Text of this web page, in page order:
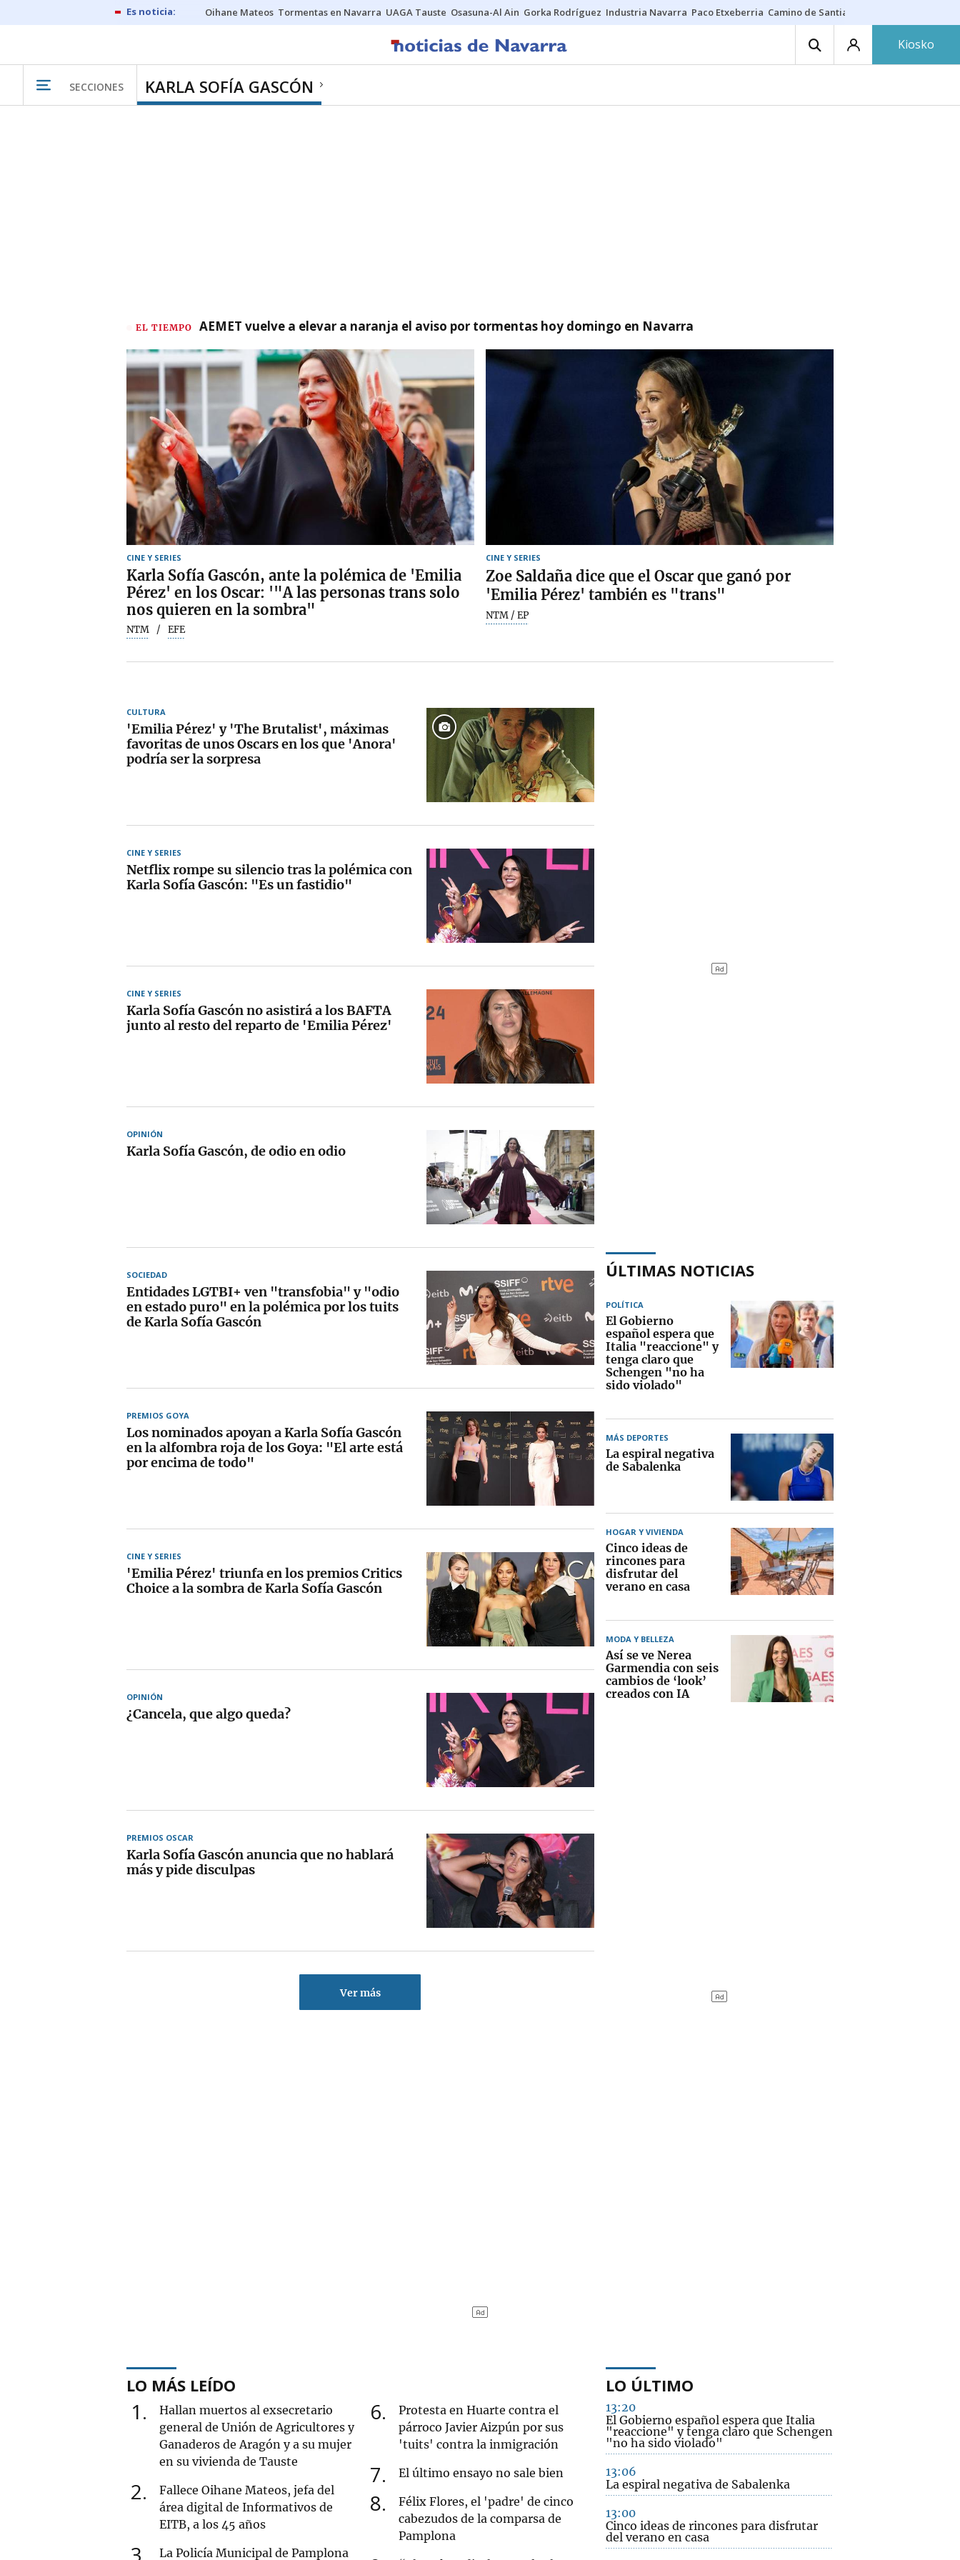
Oihane Mateos Tormentas en Navarra UAGA Tauste Osasuna-Al Ain Gorka Rodríguez Industria Navarra Paco Etxeberria Camino de Santiago
Kiosko
SECCIONES KARLA SOFÍA GASCÓN
EL TIEMPO AEMET vuelve a elevar a naranja el aviso por tormentas hoy domingo en Navarra
CINE Y SERIES
Karla Sofía Gascón, ante la polémica de 'Emilia
Pérez' en los Oscar: '"A las personas trans solo
nos quieren en la sombra"
NTM EFE
CINE Y SERIES
Zoe Saldaña dice que el Oscar que ganó por
'Emilia Pérez' también es "trans"
NTM / EP
CULTURA
'Emilia Pérez' y 'The Brutalist', máximas
favoritas de unos Oscars en los que 'Anora'
podría ser la sorpresa
CINE Y SERIES
Netflix rompe su silencio tras la polémica con
Karla Sofía Gascón: "Es un fastidio"
CINE Y SERIES
Karla Sofía Gascón no asistirá a los BAFTA
junto al resto del reparto de 'Emilia Pérez'
OPINIÓN
Karla Sofía Gascón, de odio en odio
SOCIEDAD
Entidades LGTBI+ ven "transfobia" y "odio
en estado puro" en la polémica por los tuits
de Karla Sofía Gascón
PREMIOS GOYA
Los nominados apoyan a Karla Sofía Gascón
en la alfombra roja de los Goya: "El arte está
por encima de todo"
CINE Y SERIES
'Emilia Pérez' triunfa en los premios Critics
Choice a la sombra de Karla Sofía Gascón
OPINIÓN
¿Cancela, que algo queda?
PREMIOS OSCAR
Karla Sofía Gascón anuncia que no hablará
más y pide disculpas
Ver más
ÚLTIMAS NOTICIAS
POLÍTICA
El Gobierno
español espera que
Italia "reaccione" y
tenga claro que
Schengen "no ha
sido violado"
MÁS DEPORTES
La espiral negativa
de Sabalenka
HOGAR Y VIVIENDA
Cinco ideas de
rincones para
disfrutar del
verano en casa
MODA Y BELLEZA
Así se ve Nerea
Garmendia con seis
cambios de ‘look’
creados con IA
LO MÁS LEÍDO
1
Hallan muertos al exsecretario
general de Unión de Agricultores y
Ganaderos de Aragón y a su mujer
en su vivienda de Tauste
2
Fallece Oihane Mateos, jefa del
área digital de Informativos de
EITB, a los 45 años
3 La Policía Municipal de Pamplona
6
Protesta en Huarte contra el
párroco Javier Aizpún por sus
'tuits' contra la inmigración
7 El último ensayo no sale bien
8
Félix Flores, el 'padre' de cinco
cabezudos de la comparsa de
Pamplona
LO ÚLTIMO
13:20
El Gobierno español espera que Italia
"reaccione" y tenga claro que Schengen
"no ha sido violado"
13:06
La espiral negativa de Sabalenka
13:00
Cinco ideas de rincones para disfrutar
del verano en casa